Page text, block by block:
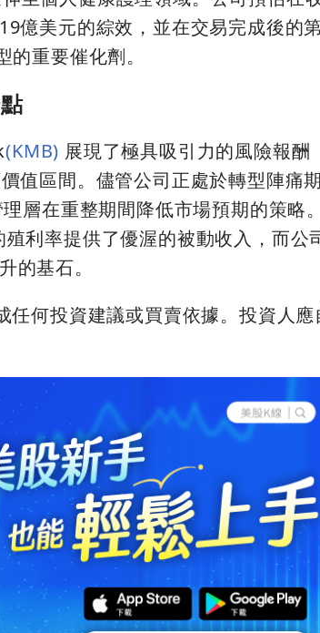
億美元的綜效，並在交易完成後的
重要催化劑。
(KMB) 展現了極具吸引力的風險報酬
值區間。儘管公司正處於轉型陣痛期
層在重整期間降低市場預期的策略。
利率提供了優渥的被動收入，而公
的基石。
何投資建議或買賣依據。投資人應